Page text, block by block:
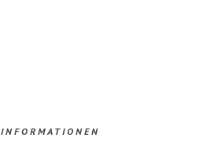
INFORMATIONEN